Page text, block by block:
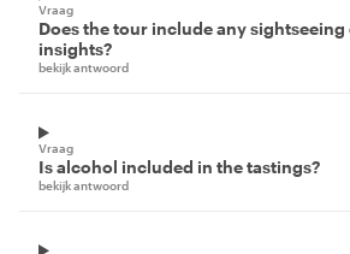
Vraag
Does the tour include any
insights?
bekijk antwoord
Vraag
Is alcohol included in the tastings?
bekijk antwoord